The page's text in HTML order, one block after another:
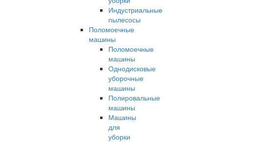
Индустриальные
пылесосы
Поломоечные
машины
Поломоечные
машины
Однодисковые
уборочные
машины
Полировальные
машины
Машины
для
уборки